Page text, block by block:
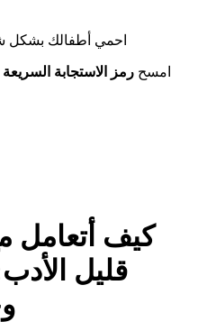
احمي أطفالك بشكل
امسح رمز الاستجابة السريعة
كيف أتعامل
قليل